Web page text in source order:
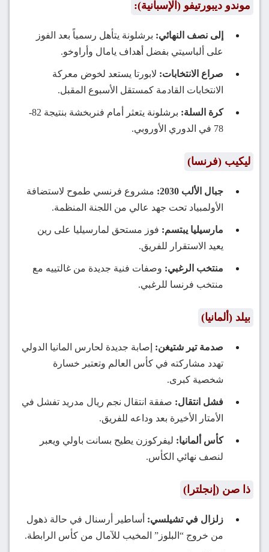
موندو ديبورتيفو (الإسبانية):
إلى نصف النهائي: برشلونة يتأهل رسمياً بعد الفوز
على ألباسيتي بفضل أهداف يامال وأراوخو.
صراع الانتخابات: لابورتا يستعد لخوض معركة
الانتخابات القادمة كمستقل الأسبوع المقبل.
كرة السلة:
برشلونة يتعثر أمام فنربخشة بنتيجة 82-
78 في الدوري الأوروبي.
ليكيب (فرنسا)
جبال الألب 2030:
مشروع فرنسي طموح لاستضافة
الأولمبياد تحت جهد عالي من اللجنة المنظمة.
مارسيليا يبتسم: فوز مستحق لمارسيليا على رين
يعيد الاستقرار للفريق.
منتخب الرغبي: وصفات فنية جديدة من غالتييه مع
منتخب فرنسا للرغبي.
بيلد (ألمانيا)
صدمة تير شتيغن: إصابة جديدة لحارس المانيا الدولي
تهدد مشاركته في كأس العالم وتعتبر خسارة
شخصية كبرى.
فشل انتقال: صفقة انتقال نجم ريال مدريد تفشل في
الأمتار الأخيرة بعد وداعه للفريق.
كأس ألمانيا: ليفركوزن يطيح بسانت باولي ويعبر
لنصف نهائي الكأس.
ذا صن (إنجلترا)
زلزال في تشيلسي: أساطير أرسنال في حالة ذهول
من خروج “البلوز” المخيب للآمال من كأس الرابطة.